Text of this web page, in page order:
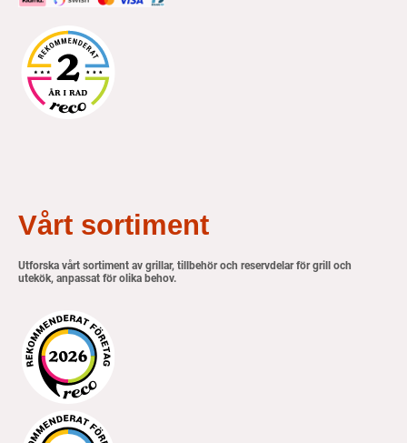
Vårt sortiment
Utforska vårt sortiment av grillar, tillbehör och reservdelar för grill och
utekök, anpassat för olika behov.